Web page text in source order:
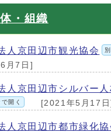
・組織
人京田辺市観光協会
月7日]
人京田辺市シルバー
開く [2021年5月17日
人京田辺市都市緑化協